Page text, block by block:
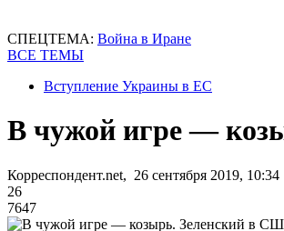
СПЕЦТЕМА: Война в Иране
ВСЕ ТЕМЫ
Вступление Украины в ЕС
В чужой игре —
Корреспондент.net, 26 сентября 2019, 10:34
26
7647